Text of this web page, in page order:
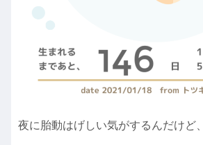
夜に胎動はげしい気がするんだけど